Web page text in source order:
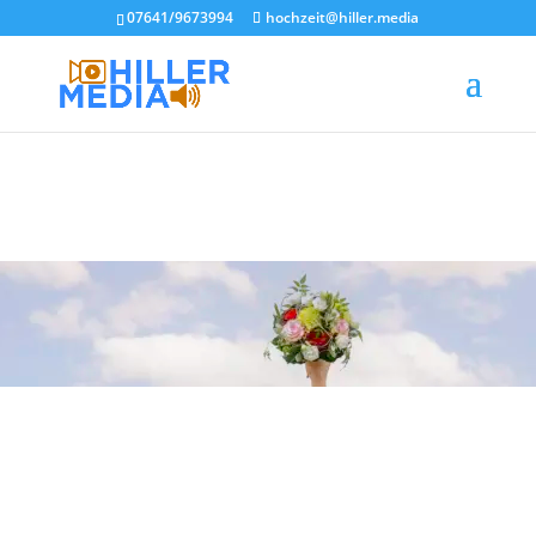
07641/9673994 hochzeit@hiller.media